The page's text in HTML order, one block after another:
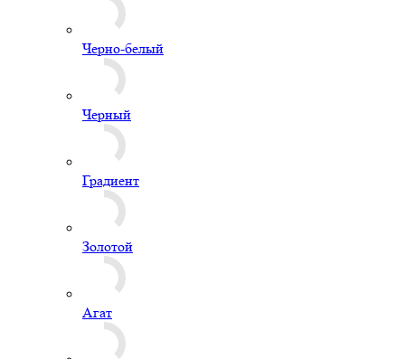
Пастель
Доставка и оплата
Условия доставки и оплаты
Доставка и оплата
Политика конфиденциальности
Доставка до станций метро
Компания
О компании